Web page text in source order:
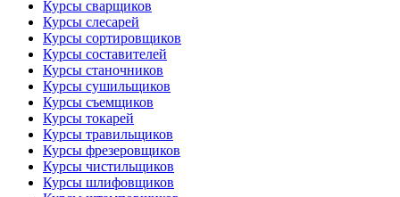
Курсы сварщиков
Курсы слесарей
Курсы сортировщиков
Курсы составителей
Курсы станочников
Курсы сушильщиков
Курсы съемщиков
Курсы токарей
Курсы травильщиков
Курсы фрезеровщиков
Курсы чистильщиков
Курсы шлифовщиков